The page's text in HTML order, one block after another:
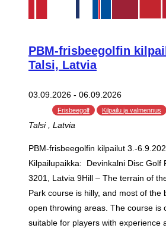
PBM-frisbeegolfin
Talsi, Latvia
03.09.2026 - 06.09.2026
Frisbeegolf Kilpailu ja valmennus
Talsi, Latvia
PBM-frisbeegolfin kilpailut 3.-
Kilpailupaikka: Devinkalni Disc Golf
3201, Latvia 9Hill – The terrain of
Park course is hilly, and most of the
open throwing areas. The course is
suitable for players with experience